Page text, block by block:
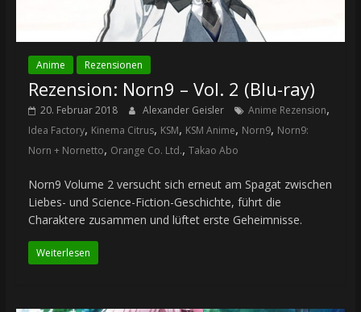
Anime Rezensionen
Rezension: Norn9 – Vol. 2 (Blu-ray)
20. Februar 2018 Alexander Geisler Anime Rezension,
Idea Factory, Kinema Citrus, KSM, KSM Anime, Norn9, Norn9:
Norn + Nornetto, Orange Co. Ltd., Takao Abo
Norn9 Volume 2 versucht sich erneut am Spagat zwischen
Liebes- und Science-Fiction-Geschichte, führt die
Charaktere zusammen und lüftet erste Geheimnisse.
Weiterlesen